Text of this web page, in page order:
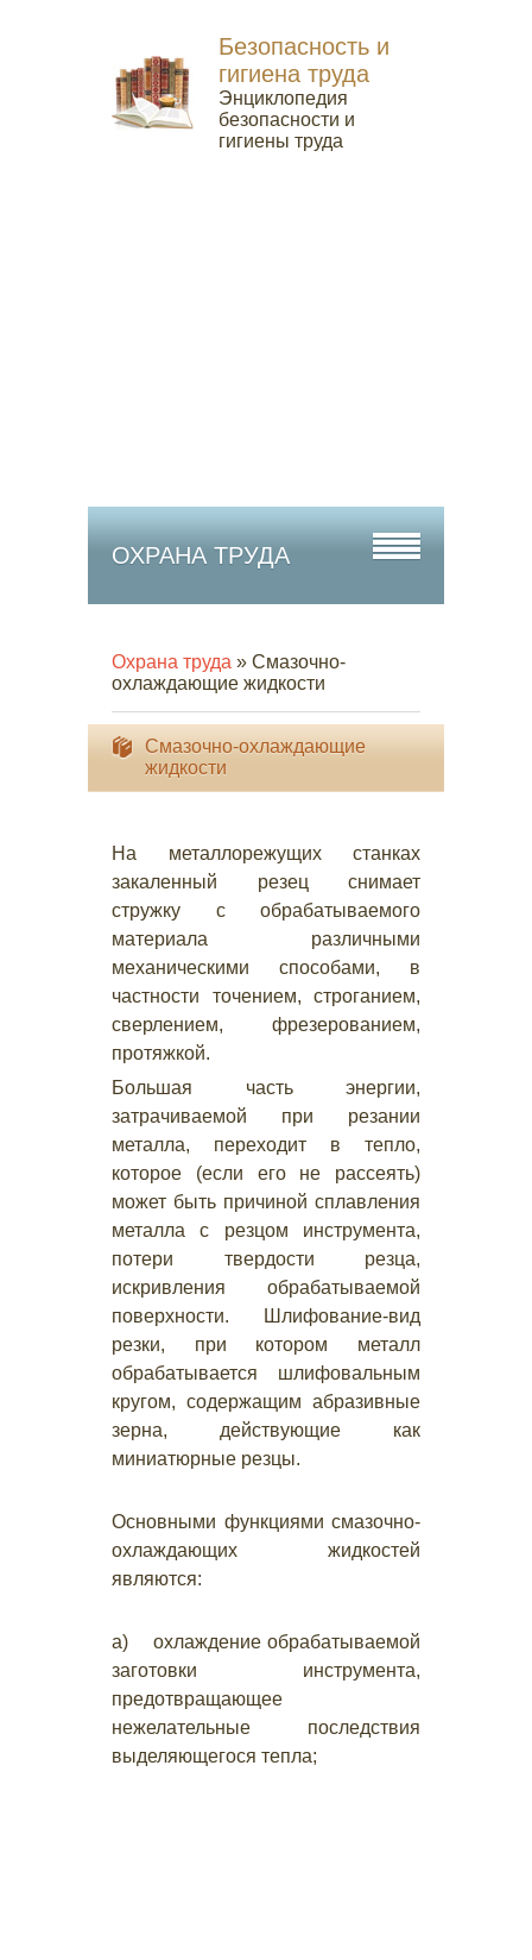
Безопасность и
гигиена труда
Энциклопедия
безопасности и
гигиены труда
ОХРАНА ТРУДА
Охрана труда » Смазочно-
охлаждающие жидкости
Смазочно-охлаждающие
жидкости
На металлорежущих станках
закаленный резец снимает
стружку с обрабатываемого
материала различными
механическими способами, в
частности точением, строганием,
сверлением, фрезерованием,
протяжкой.
Большая часть энергии,
затрачиваемой при резании
металла, переходит в тепло,
которое (если его не рассеять)
может быть причиной сплавления
металла с резцом инструмента,
потери твердости резца,
искривления обрабатываемой
поверхности. Шлифование-вид
резки, при котором металл
обрабатывается шлифовальным
кругом, содержащим абразивные
зерна, действующие как
миниатюрные резцы.
Основными функциями смазочно-
охлаждающих жидкостей
являются:
а) охлаждение обрабатываемой
заготовки инструмента,
предотвращающее
нежелательные последствия
выделяющегося тепла;